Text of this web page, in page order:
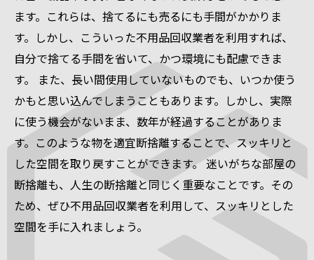
ます。これらは、捨てるにも売るにも手間がかかりま
す。しかし、こういった不用品回収業者を利用すれば、
自分で捨てる手間を省いて、かつ環境にも配慮できま
す。 また、長い間使用していないものでも、いつか使う
かもと思い込んでしまうこともあります。しかし、実際
に使う機会がないまま、数年が経過することがありま
す。このような物を適宜断捨離することで、スッキリと
した空間を取り戻すことができます。 迷いがちな部屋の
断捨離も、人生の断捨離と同じく重要なことです。その
ため、ぜひ不用品回収業者を利用して、スッキリとした
空間を手に入れましょう。